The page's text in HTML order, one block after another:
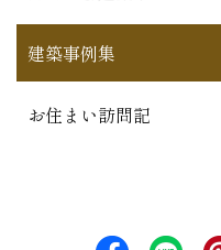
建築事例集
お住まい訪問記